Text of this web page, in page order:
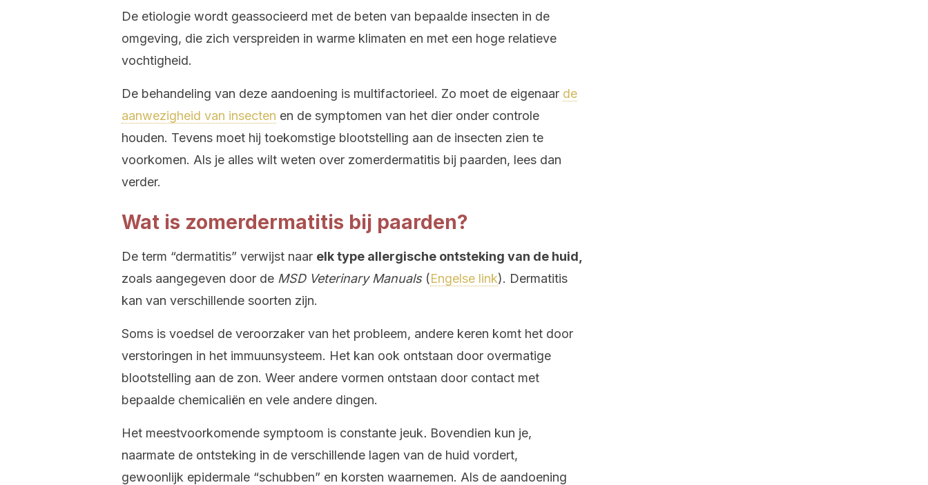
De etiologie wordt geassocieerd met de beten van bepaalde insecten in de
omgeving, die zich verspreiden in warme klimaten en met een hoge relatieve
vochtigheid.
De behandeling van deze aandoening is multifactorieel. Zo moet de eigenaar de
aanwezigheid van insecten en de symptomen van het dier onder controle
houden. Tevens moet hij toekomstige blootstelling aan de insecten zien te
voorkomen. Als je alles wilt weten over zomerdermatitis bij paarden, lees dan
verder.
Wat is zomerdermatitis bij paarden?
De term “dermatitis” verwijst naar elk type allergische ontsteking van de huid,
zoals aangegeven door de MSD Veterinary Manuals (Engelse link). Dermatitis
kan van verschillende soorten zijn.
Soms is voedsel de veroorzaker van het probleem, andere keren komt het door
verstoringen in het immuunsysteem. Het kan ook ontstaan door overmatige
blootstelling aan de zon. Weer andere vormen ontstaan door contact met
bepaalde chemicaliën en vele andere dingen.
Het meestvoorkomende symptoom is constante jeuk. Bovendien kun je,
naarmate de ontsteking in de verschillende lagen van de huid vordert,
gewoonlijk epidermale “schubben” en korsten waarnemen. Als de aandoening